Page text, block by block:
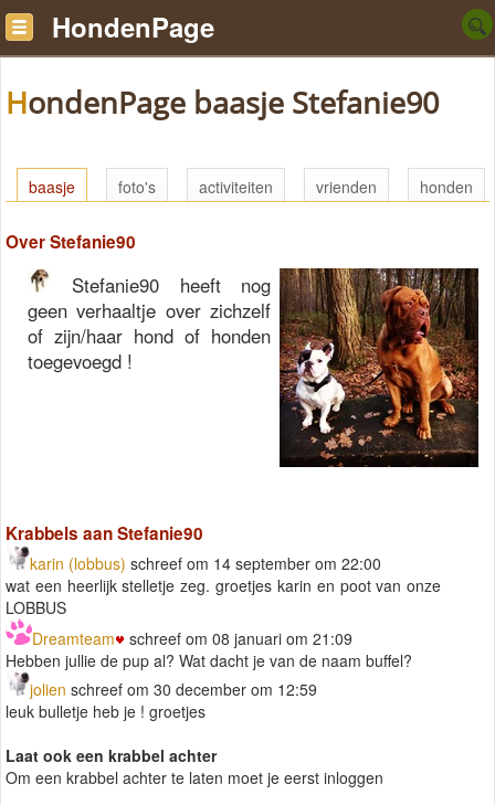
HondenPage
HondenPage baasje Stefanie90
baasje foto's activiteiten vrienden honden
Over Stefanie90
Stefanie90 heeft nog
geen verhaaltje over zichzelf
of zijn/haar hond of honden
toegevoegd !
Krabbels aan Stefanie90
karin (lobbus) schreef om 14 september om 22:00
wat een heerlijk stelletje zeg. groetjes karin en poot van onze
LOBBUS
Dreamteam
schreef om 08 januari om 21:09
Hebben jullie de pup al? Wat dacht je van de naam buffel?
jolien schreef om 30 december om 12:59
leuk bulletje heb je ! groetjes
Laat ook een krabbel achter
Om een krabbel achter te laten moet je eerst inloggen